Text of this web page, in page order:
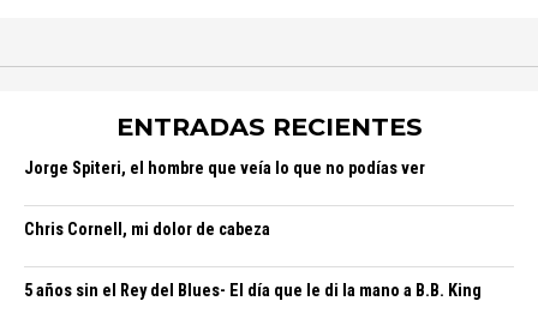
ENTRADAS RECIENTES
Jorge Spiteri, el hombre que veía lo que no podías ver
Chris Cornell, mi dolor de cabeza
5 años sin el Rey del Blues- El día que le di la mano a B.B. King